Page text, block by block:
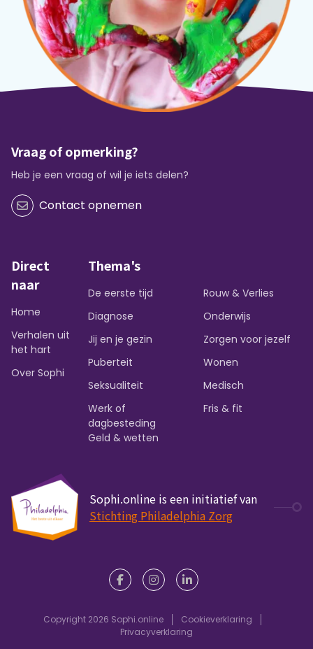
Vraag of opmerking?
Heb je een vraag of wil je iets delen?
Contact opnemen
Direct
naar
Home
Verhalen uit
het hart
Over Sophi
Thema's
De eerste tijd
Diagnose
Jij en je gezin
Puberteit
Seksualiteit
Werk of
dagbesteding
Rouw & Verlies
Onderwijs
Zorgen voor jezelf
Wonen
Medisch
Fris & fit
Geld & wetten
Sophi.online is een initiatief van
Stichting Philadelphia Zorg
Copyright 2026 Sophi.online
Cookieverklaring
Privacyverklaring